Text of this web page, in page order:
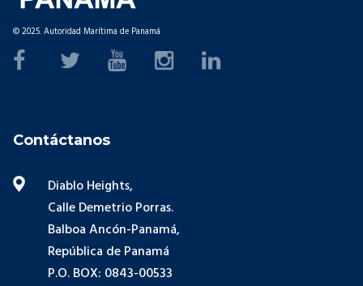
© 2025. Autoridad Marítima de Panamá
Contáctanos
Diablo Heights,
Calle Demetrio Porras.
Balboa Ancón-Panamá,
República de Panamá
P.O. BOX: 0843-00533